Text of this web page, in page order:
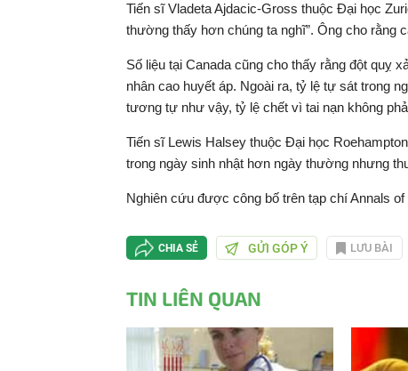
Tiến sĩ Vladeta Ajdacic-Gross thuộc Đại học
thường thấy hơn chúng ta nghĩ”. Ông cho rằng
Số liệu tại Canada cũng cho thấy rằng đột quỵ
nhân cao huyết áp. Ngoài ra, tỷ lệ tự sát trong
tương tự như vậy, tỷ lệ chết vì tai nạn không
Tiến sĩ Lewis Halsey thuộc Đại học
trong ngày sinh nhật hơn ngày thường nhưng
Nghiên cứu được công bố trên tạp chí Annals of
CHIA SẺ GỬI GÓP Ý LƯU BÀI
TIN LIÊN QUAN